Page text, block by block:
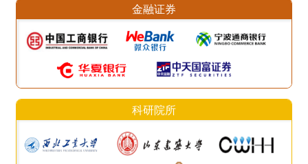
金融证券
科研院所